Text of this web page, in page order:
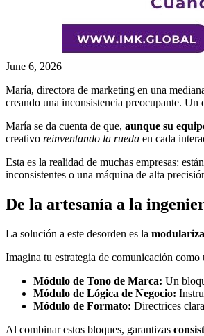
June 6, 2026
María, directora de marketing en una
creando una inconsistencia preocupante.
María se da cuenta de que, aunque su
creativo reinventando la rueda en cada
Esta es la realidad de muchas empresas:
inconsistentes o una máquina de alta
De la artesanía a la
La solución a este desorden es la
Imagina tu estrategia de comunicación como
Módulo de Tono de Marca: Un
Módulo de Lógica de Negocio:
Módulo de Formato: Directrices
Al combinar estos bloques, garantizas